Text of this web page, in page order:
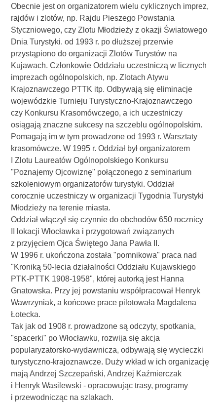
Obecnie jest on organizatorem wielu cyklicznych imprez,
rajdów i zlotów, np. Rajdu Pieszego Powstania
Styczniowego, czy Zlotu Młodzieży z okazji Światowego
Dnia Turystyki. od 1993 r. po dłuższej przerwie
przystąpiono do organizacji Zlotów Turystów na
Kujawach. Członkowie Oddziału uczestniczą w licznych
imprezach ogólnopolskich, np. Zlotach Atywu
Krajoznawczego PTTK itp. Odbywają się eliminacje
wojewódzkie Turnieju Turystyczno-Krajoznawczego
czy Konkursu Krasomówczego, a ich uczestniczy
osiągają znaczne sukcesy na szczeblu ogólnopolskim.
Pomagają im w tym prowadzone od 1993 r. Warsztaty
krasomówcze. W 1995 r. Oddział był organizatorem
I Zlotu Laureatów Ogólnopolskiego Konkursu
"Poznajemy Ojcowiznę" połączonego z seminarium
szkoleniowym organizatorów turystyki. Oddział
corocznie uczestniczy w organizacji Tygodnia Turystyki
Młodzieży na terenie miasta.
Oddział włączył się czynnie do obchodów 650 rocznicy
II lokacji Włocławka i przygotowań związanych
z przyjęciem Ojca Świętego Jana Pawła II.
W 1996 r. ukończona została "pomnikowa" praca nad
"Kroniką 50-lecia działalności Oddziału Kujawskiego
PTK-PTTK 1908-1958", której autorką jest Hanna
Gnatowska. Przy jej powstaniu współpracował Henryk
Wawrzyniak, a końcowe prace pilotowała Magdalena
Łotecka.
Tak jak od 1908 r. prowadzone są odczyty, spotkania,
"spacerki" po Włocławku, rozwija się akcja
popularyzatorsko-wydawnicza, odbywają się wycieczki
turystyczno-krajoznawcze. Duży wkład w ich organizację
mają Andrzej Szczepański, Andrzej Kaźmierczak
i Henryk Wasilewski - opracowując trasy, programy
i przewodnicząc na szlakach.